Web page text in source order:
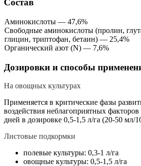
Состав
Аминокислоты — 47,6%
Свободные аминокислоты (пролин,
глицин, триптофан, бетаин) — 25,4%
Органический азот (N) — 7,6%
Дозировки и способы
На овощных культурах
Применяется в критические фазы
воздействия неблагоприятных
дней в дозировке 0,5-1,5 л/га (20-50 мл/
Листовые подкормки
полевые культуры: 0,3-1 л/га
овощные культуры: 0,5-1,5 л/га